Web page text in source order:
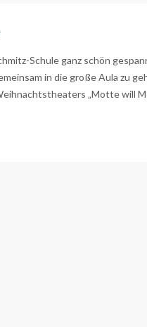
Schule ganz schön
in die große Aula zu
„Motte will